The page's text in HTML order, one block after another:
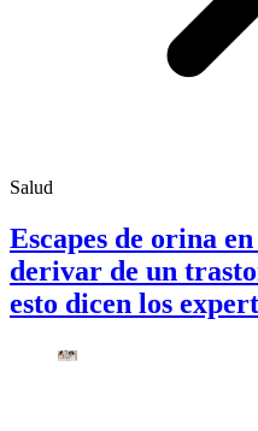
Salud
Escapes de orina
derivar de un
esto dicen los